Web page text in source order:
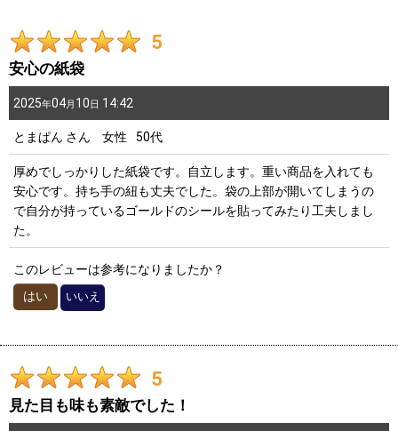
男性/年代別
～20代
30代
40代 1
50代 0
60代～
女性/年代別
～20代
50代
60代～
期間:
画像:
星の数
年代 :
性別:
並び順
絞り込む
5
安心の紙袋
2025年04月 10 日 14:42
とまぱん さん 女性 50代
厚めでしっかりした紙袋です。自立します。重い商品を入れても
安心です。持ち手の紐も丈夫でした。袋の上部が開いてしまうの
で自分が持っているゴールドのシールを貼ってみたり工夫しまし
た。
このレビューは参考になりましたか？
はい
いいえ
5
見た目も味も素敵でした！